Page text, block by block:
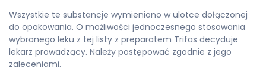
Wszystkie te substancje wymieniono w ulotce dołączonej
do opakowania. O możliwości jednoczesnego stosowania
wybranego leku z tej listy z preparatem Trifas decyduje
lekarz prowadzący. Należy postępować zgodnie z jego
zaleceniami.